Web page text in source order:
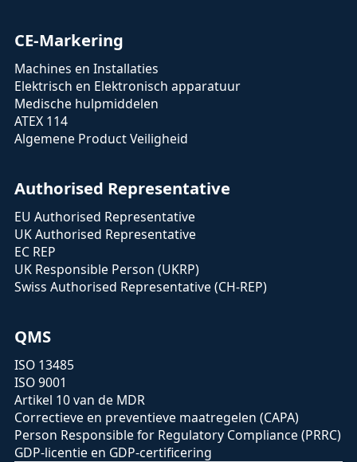
CE-Markering
Machines en Installaties
Elektrisch en Elektronisch apparatuur
Medische hulpmiddelen
ATEX 114
Algemene Product Veiligheid
Authorised Representative
EU Authorised Representative
UK Authorised Representative
EC REP
UK Responsible Person (UKRP)
Swiss Authorised Representative (CH-REP)
QMS
ISO 13485
ISO 9001
Artikel 10 van de MDR
Correctieve en preventieve maatregelen (CAPA)
Person Responsible for Regulatory Compliance (PRRC)
GDP-licentie en GDP-certificering